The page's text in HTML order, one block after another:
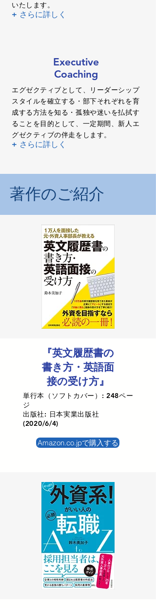
いたします。
+ さらに詳しく
Executive
Coaching
エグゼクティブとして、リーダーシップ
スタイルを確立する・部下それぞれを育
成する方法を知る・孤独や迷いを払拭す
ることを目的として、一定期間、新人エ
グゼクティブの伴走をします。
+ さらに詳しく
著作のご紹介
『英文履歴書の
書き方・英語面
接の受け方』
単行本（ソフトカバー）: 248ペー
ジ
出版社: 日本実業出版社
(2020/6/4)
Amazon.co.jpで購入する